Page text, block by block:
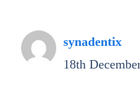
synadentix
18th